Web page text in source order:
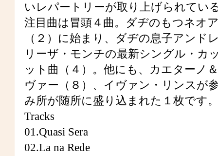
いレパートリーが取り上げられてい
注目曲は冒頭４曲。ダヂのもつネオ
（２）に始まり、ダヂの息子アン
リーザ・モンチの最新シングル・カ
ット曲（４）。他にも、カエターノ
ヴァー（８）、イヴァン・リンスが
み所が随所に盛り込まれた１枚です
Tracks
01.Quasi Sera
02.La na Rede